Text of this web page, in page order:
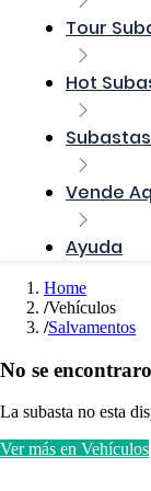
Tour
Hot
Vende
Ayuda
Home
Vehículos
Salvamentos
No se
La subasta no esta
Ver más en Vehículos